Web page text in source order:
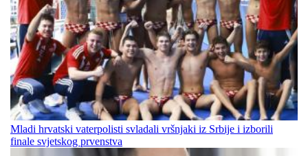
Mladi hrvatski vaterpolisti svladali vršnjaki iz Srbije i izborili
finale svjetskog prvenstva